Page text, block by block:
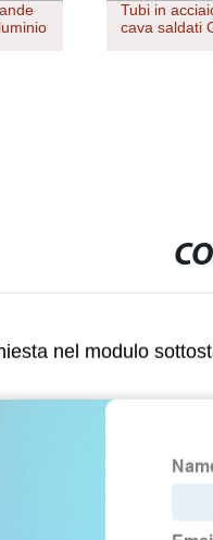
Tubi in
cava saldati
nel modulo